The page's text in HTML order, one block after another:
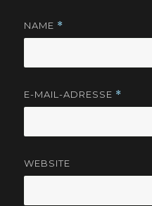
NAME *
E-MAIL-ADRESSE *
WEBSITE